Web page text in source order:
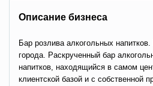
Описание бизнеса
Бар розлива алкогольных
города. Раскрученный бар
напитков, находящийся в самом
клиентской базой и с собственной